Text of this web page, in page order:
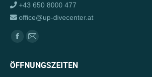
+43 650 8000 477
office@up-divecenter.at
Finden Sie uns auf:
Facebook
opens
E-
page
ÖFFNUNGSZEITEN